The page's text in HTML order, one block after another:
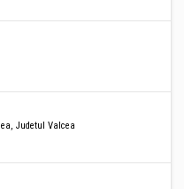
Judetul Valcea